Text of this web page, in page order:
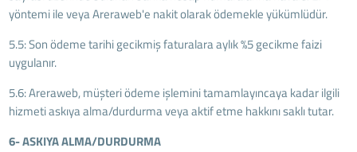
yöntemi ile veya Areraweb'e nakit olarak ödemekle yükümlüdür.
5.5: Son ödeme tarihi gecikmiş faturalara aylık %5 gecikme faizi
uygulanır.
5.6: Areraweb, müşteri ödeme işlemini tamamlayıncaya kadar ilgili
hizmeti askıya alma/durdurma veya aktif etme hakkını saklı tutar.
6- ASKIYA ALMA/DURDURMA